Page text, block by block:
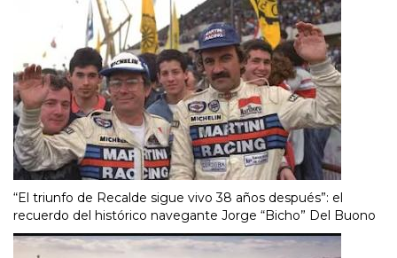
“El triunfo de Recalde sigue vivo 38 años después”: el
recuerdo del histórico navegante Jorge “Bicho” Del Buono